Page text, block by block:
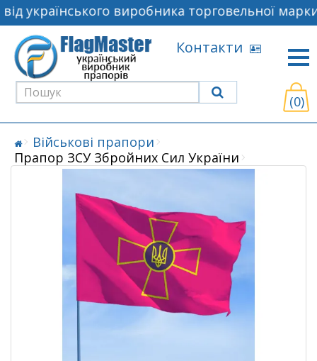
українського виробника торговельної
Контакти
(0)
Військові прапори
Прапор ЗСУ Збройних Сил України